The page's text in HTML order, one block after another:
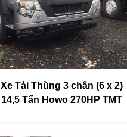
Xe Tải Thùng 3 chân (6 x 2)
14,5 Tấn Howo 270HP TMT